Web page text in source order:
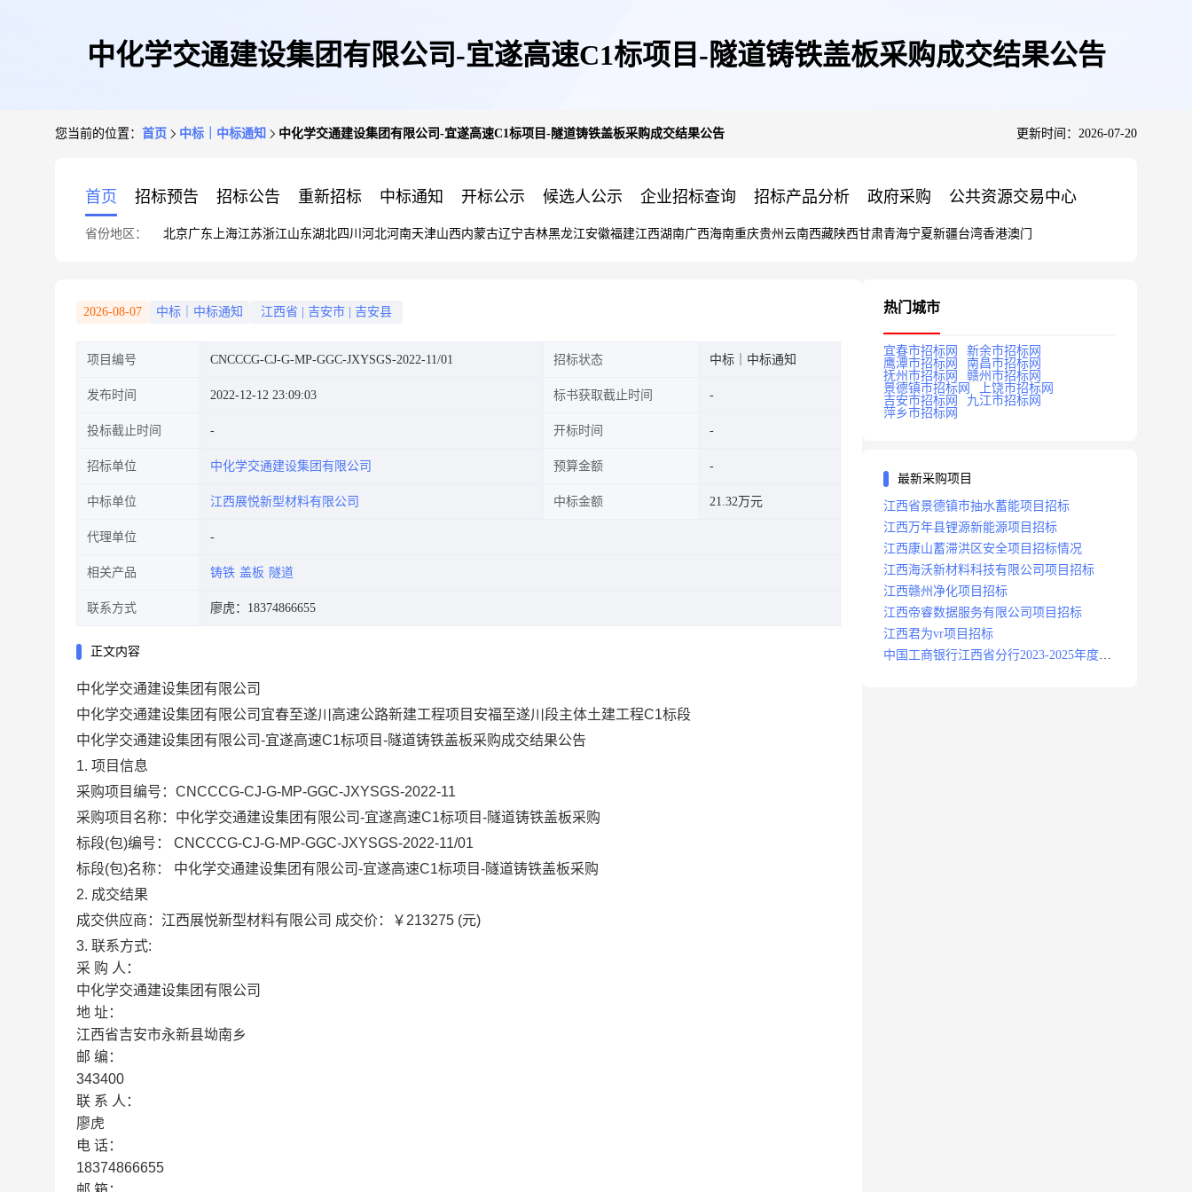
中化学交通建设集团有限公司-宜遂高速C1标项目-隧道铸铁盖板采购成交结果公告
您当前的位置： 首页 中标｜中标通知 中化学交通建设集团有限公司-宜遂高速C1标项目-隧道铸铁盖板采购成交结果公告 更新时间：2026-07-20
首页 招标预告 招标公告 重新招标 中标通知 开标公示 候选人公示 企业招标查询 招标产品分析 政府采购 公共资源交易中心
省份地区： 北京广东 上海江苏浙江山东湖北四川 河北河南天津山西内蒙古辽宁吉林黑龙江安徽福建江西湖南广西海南重庆贵州 云南西藏陕西甘肃青海宁夏新疆台湾香港澳门
2026-08-07 中标｜中标通知 江西省 吉安市 吉安县
项目编号 CNCCCG-CJ-G-MP-GGC-JXYSGS-2022-11/01 招标状态 中标｜中标通知
发布时间 2022-12-12 23:09:03 标书获取截止时间
投标截止时间 开标时间
招标单位 中化学交通建设集团有限公司 预算金额
中标单位 江西展悦新型材料有限公司 中标金额 21.32万元
代理单位
相关产品 铸铁 盖板 隧道
联系方式 廖虎：18374866655
正文内容
中化学交通建设集团有限公司
中化学交通建设集团有限公司宜春至遂川高速公路新建工程项目安福至遂川段主体土建工程C1标段
中化学交通建设集团有限公司-宜遂高速C1标项目-隧道铸铁盖板采购成交结果公告
1. 项目信息
采购项目编号：CNCCCG-CJ-G-MP-GGC-JXYSGS-2022-11
采购项目名称：中化学交通建设集团有限公司-宜遂高速C1标项目-隧道铸铁盖板采购
标段(包)编号： CNCCCG-CJ-G-MP-GGC-JXYSGS-2022-11/01
标段(包)名称： 中化学交通建设集团有限公司-宜遂高速C1标项目-隧道铸铁盖板采购
2. 成交结果
成交供应商： 江西展悦新型材料有限公司 成交价：
￥213275 (元)
3. 联系方式:
采 购 人：
中化学交通建设集团有限公司
地 址：
江西省吉安市永新县坳南乡
邮 编：
343400
联 系 人：
廖虎
电 话：
18374866655
热门城市
宜春市招标网
新余市招标网
鹰潭市招标网
南昌市招标网
抚州市招标网
赣州市招标网
景德镇市招标网
上饶市招标网
吉安市招标网
九江市招标网
萍乡市招标网
最新采购项目
江西省景德镇市抽水蓄能项目招标
江西万年县锂源新能源项目招标
江西康山蓄滞洪区安全项目招标情况
江西海沃新材料科技有限公司项目招标
江西赣州净化项目招标
江西帝睿数据服务有限公司项目招标
江西君为vr项目招标
中国工商银行江西省分行2023-2025年度补